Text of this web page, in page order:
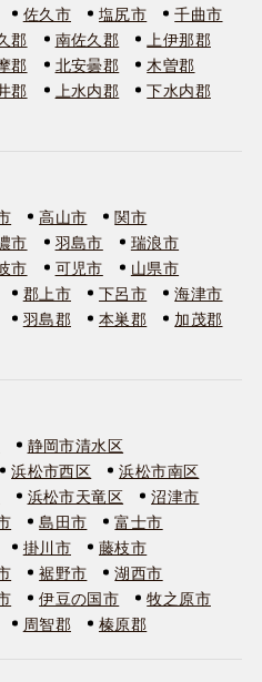
佐久市 塩尻市
千曲市
郡 南佐久郡
上伊那郡
郡 北安曇郡
木曽郡
郡 上水内郡
下水内郡
高山市
関市
市 羽島市
瑞浪市
市 可児市
山県市
郡上市 下呂市
海津市
羽島郡 本巣郡
加茂郡
静岡市清水区
浜松市西区
浜松市南区
浜松市天竜区
沼津市
島田市
富士市
掛川市
藤枝市
裾野市
湖西市
伊豆の国市
牧之原市
周智郡 榛原郡